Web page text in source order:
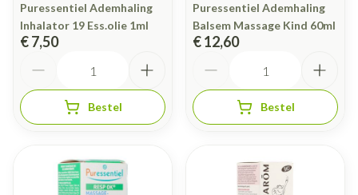
Puressentiel Ademhaling
Inhalator 19 Ess.olie 1ml
€ 7,50
Bestel
Puressentiel Ademhaling
Balsem Massage Kind 60ml
€ 12,60
Bestel